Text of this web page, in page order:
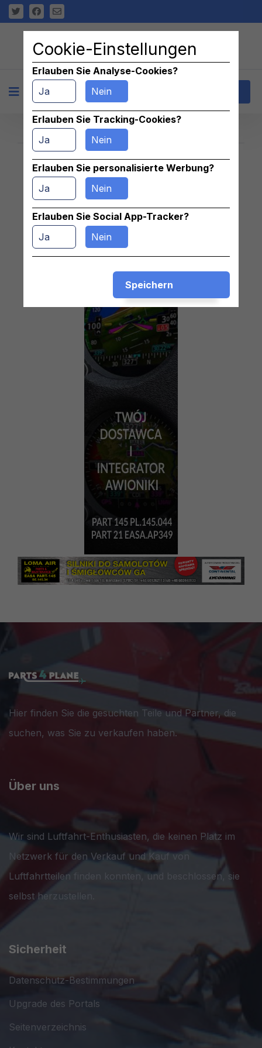
Znaleziono 0 pasujących ogłoszeń
Hier finden Sie die gesuchten Teile und Partner, die
suchen, was Sie zu verkaufen haben.
Über uns
Wir sind Luftfahrt-Enthusiasten, die keinen Platz im
Netzwerk für den Verkauf und Kauf von
Luftfahrtteilen finden konnten, und beschlossen, sie
selbst herzustellen.
Sicherheit
Datenschutz-Bestimmungen
Upgrade des Portals
Seitenverzeichnis
Cookie-Einstellungen
Ja Nein
Erlauben Sie Analyse-Cookies?
Ja Nein
Erlauben Sie Tracking-Cookies?
Ja Nein
Erlauben Sie personalisierte Werbung?
Ja Nein
Erlauben Sie Social App-Tracker?
Speichern